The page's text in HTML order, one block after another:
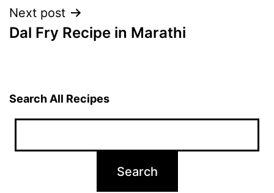
Next post
Dal Fry Recipe in Marathi
Search All Recipes